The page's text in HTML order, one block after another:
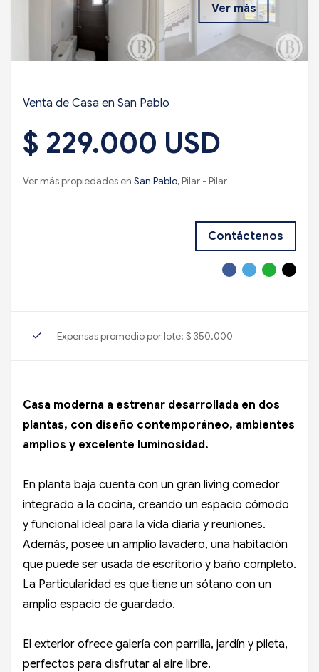
Ver más
Venta de Casa en San Pablo
$ 229.000 USD
Ver más propiedades en San Pablo, Pilar - Pilar
Contáctenos
check Expensas promedio por lote: $ 350.000
Casa moderna a estrenar desarrollada en dos
plantas, con diseño contemporáneo, ambientes
amplios y excelente luminosidad.
En planta baja cuenta con un gran living comedor
integrado a la cocina, creando un espacio cómodo
y funcional ideal para la vida diaria y reuniones.
Además, posee un amplio lavadero, una habitación
que puede ser usada de escritorio y baño completo.
La Particularidad es que tiene un sótano con un
amplio espacio de guardado.
El exterior ofrece galería con parrilla, jardín y pileta,
perfectos para disfrutar al aire libre.